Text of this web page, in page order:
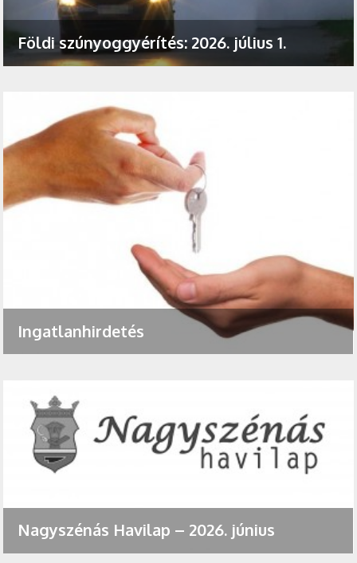
Földi szúnyoggyérítés: 2026. július 1.
Ingatlanhirdetés
Nagyszénás Havilap – 2026. június